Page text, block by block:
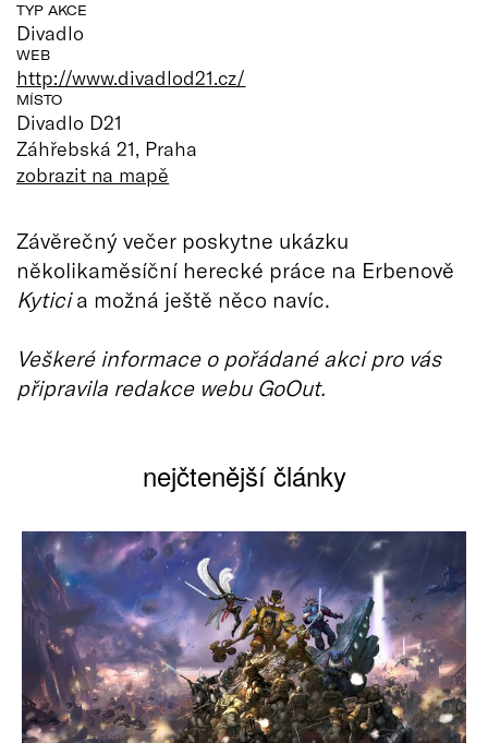
TYP AKCE
Divadlo
WEB
http://www.divadlod21.cz/
MÍSTO
Divadlo D21
Záhřebská 21, Praha
zobrazit na mapě
Závěrečný večer poskytne ukázku
několikaměsíční herecké práce na Erbenově
Kyticia možná ještě něco navíc.
Veškeré informace o pořádané akci pro vás
připravila redakce webu GoOut.
nejčtenější články